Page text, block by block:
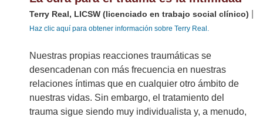
Terry Real, LICSW (licenciado en trabajo social clínico)
Haz clic aquí para obtener información sobre Terry Real.
Nuestras propias reacciones traumáticas se
desencadenan con más frecuencia en nuestras
relaciones íntimas que en cualquier otro ámbito de
nuestras vidas. Sin embargo, el tratamiento del
trauma sigue siendo muy individualista y, a menudo,